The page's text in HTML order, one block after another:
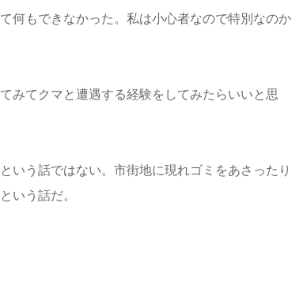
何もできなかった。私は小心者なので特別なのか
みてクマと遭遇する経験をしてみたらいいと思
いう話ではない。市街地に現れゴミをあさったり
いう話だ。